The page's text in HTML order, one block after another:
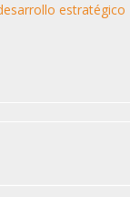
estratégico